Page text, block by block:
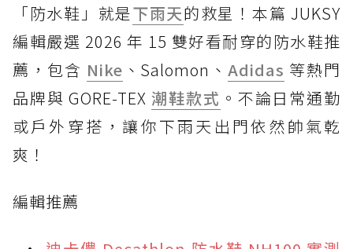
「防水鞋」就是下雨天的救星！本篇 JUKSY
編輯嚴選 2026 年 15 雙好看耐穿的防水鞋推
薦，包含 Nike 、Salomon、Adidas 等熱門
品牌與 GORE-TEX 潮鞋款式 。不論日常通勤
或戶外穿搭，讓你下雨天出門依然帥氣乾
爽！
編輯推薦